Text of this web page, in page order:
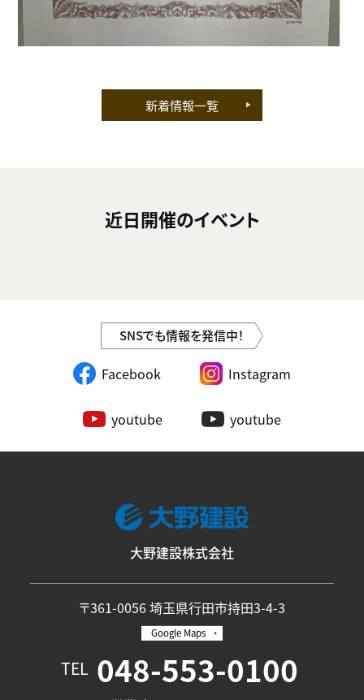
新着情報一覧
近日開催のイベント
SNSでも情報を発信中！
Facebook Instagram
youtube youtube
大野建設株式会社
〒361-0056 埼玉県行田市持田3-4-3
Google Maps
TEL 048-553-0100